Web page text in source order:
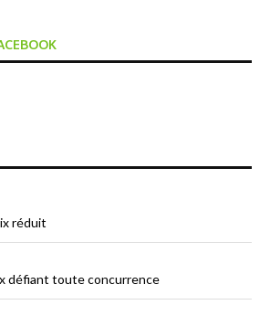
réduit
défiant toute concurrence